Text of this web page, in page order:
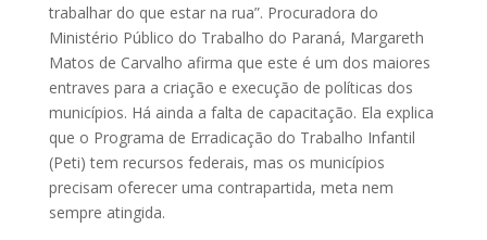
trabalhar do que estar na rua”. Procuradora do
Ministério Público do Trabalho do Paraná, Margareth
Matos de Carvalho afirma que este é um dos maiores
entraves para a criação e execução de políticas dos
municípios. Há ainda a falta de capacitação. Ela explica
que o Programa de Erradicação do Trabalho Infan­­til
(Peti) tem recursos federais, mas os municípios
precisam oferecer uma contrapartida, meta nem
sempre atingida.